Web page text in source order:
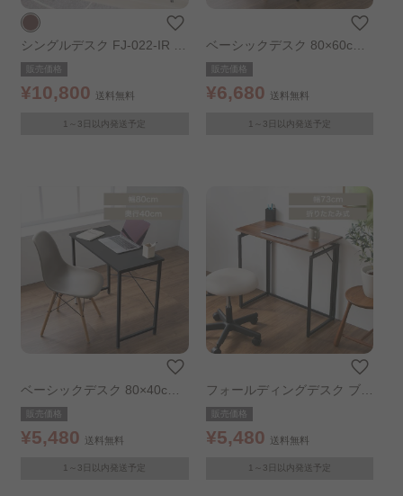
シングルデスク FJ-022-IR ダ
ークブラウン
販売価格
¥10,800 送料無料
1～3日以内発送予定
ベーシックデスク 80×60cm
ブラック
販売価格
¥6,680 送料無料
1～3日以内発送予定
ベーシックデスク 80×40cm
ブラック
販売価格
¥5,480 送料無料
1～3日以内発送予定
フォールディングデスク ブラ
ウン
販売価格
¥5,480 送料無料
1～3日以内発送予定